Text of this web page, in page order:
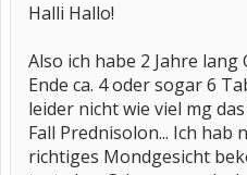
Halli Hallo!
Also ich habe 2 Jahre
Ende ca. 4 oder sogar 6
leider nicht wie viel mg
Fall Prednisolon... Ich hab
richtiges Mondgesicht